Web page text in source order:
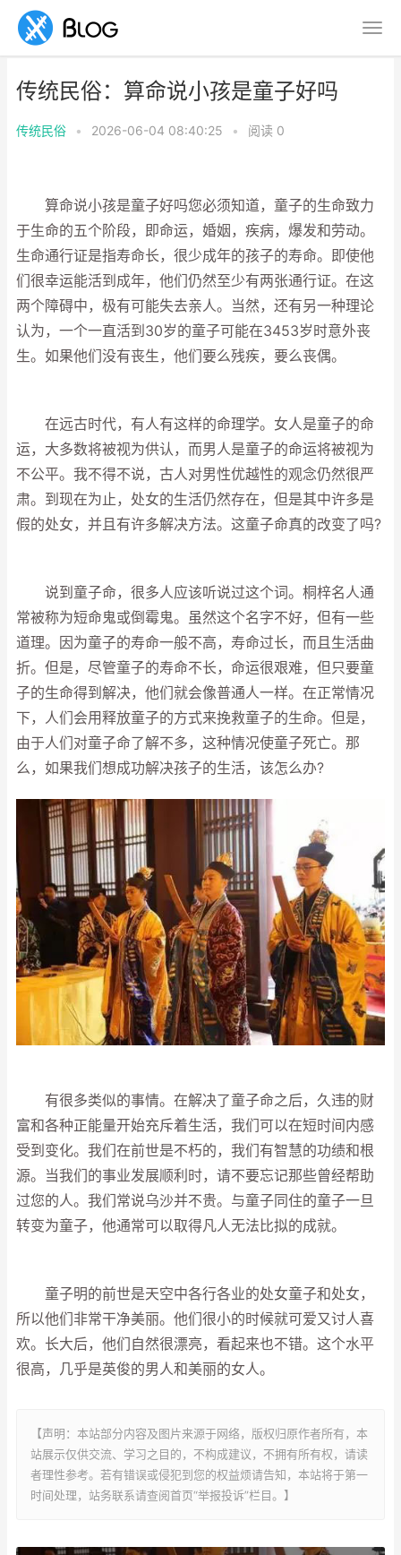
传统民俗：算命说小孩是童子好吗
传统民俗 • 2026-06-04 08:40:25 • 阅读 0
算命说小孩是童子好吗您必须知道，童子的生命致力
于生命的五个阶段，即命运，婚姻，疾病，爆发和劳动。
生命通行证是指寿命长，很少成年的孩子的寿命。即使他
们很幸运能活到成年，他们仍然至少有两张通行证。在这
两个障碍中，极有可能失去亲人。当然，还有另一种理论
认为，一个一直活到30岁的童子可能在3453岁时意外丧
生。如果他们没有丧生，他们要么残疾，要么丧偶。
在远古时代，有人有这样的命理学。女人是童子的命
运，大多数将被视为供认，而男人是童子的命运将被视为
不公平。我不得不说，古人对男性优越性的观念仍然很严
肃。到现在为止，处女的生活仍然存在，但是其中许多是
假的处女，并且有许多解决方法。这童子命真的改变了吗?
说到童子命，很多人应该听说过这个词。桐梓名人通
常被称为短命鬼或倒霉鬼。虽然这个名字不好，但有一些
道理。因为童子的寿命一般不高，寿命过长，而且生活曲
折。但是，尽管童子的寿命不长，命运很艰难，但只要童
子的生命得到解决，他们就会像普通人一样。在正常情况
下，人们会用释放童子的方式来挽救童子的生命。但是，
由于人们对童子命了解不多，这种情况使童子死亡。那
么，如果我们想成功解决孩子的生活，该怎么办?
有很多类似的事情。在解决了童子命之后，久违的财
富和各种正能量开始充斥着生活，我们可以在短时间内感
受到变化。我们在前世是不朽的，我们有智慧的功绩和根
源。当我们的事业发展顺利时，请不要忘记那些曾经帮助
过您的人。我们常说乌沙并不贵。与童子同住的童子一旦
转变为童子，他通常可以取得凡人无法比拟的成就。
童子明的前世是天空中各行各业的处女童子和处女，
所以他们非常干净美丽。他们很小的时候就可爱又讨人喜
欢。长大后，他们自然很漂亮，看起来也不错。这个水平
很高，几乎是英俊的男人和美丽的女人。
【声明：本站部分内容及图片来源于网络，版权归原作者所有，本
站展示仅供交流、学习之目的，不构成建议，不拥有所有权，请读
者理性参考。若有错误或侵犯到您的权益烦请告知，本站将于第一
时间处理，站务联系请查阅首页“举报投诉”栏目。】